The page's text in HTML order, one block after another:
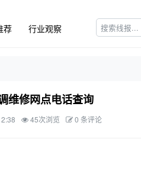
荐 行业观察
维修网点电话查询
45次浏览 0 条评论